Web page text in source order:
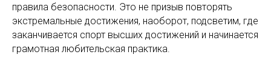
правила безопасности. Это не призыв повторять
экстремальные достижения, наоборот, подсветим, где
заканчивается спорт высших достижений и начинается
грамотная любительская практика.